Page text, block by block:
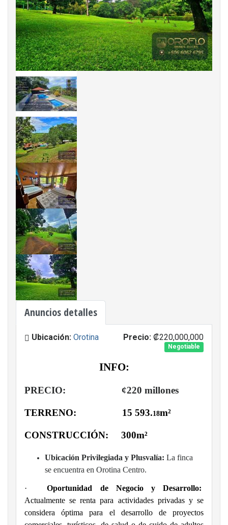
Anuncios detalles
Ubicación: Orotina Precio: ₡220,000,000
Negotiable
INFO:
PRECIO: ¢220 millones
TERRENO: 15 593.18m²
CONSTRUCCIÓN: 300m²
Ubicación Privilegiada y Plusvalía: La finca
se encuentra en Orotina Centro.
·
Oportunidad de Negocio y Desarrollo:
Actualmente se renta para actividades privadas y se
considera óptima para el desarrollo de proyectos